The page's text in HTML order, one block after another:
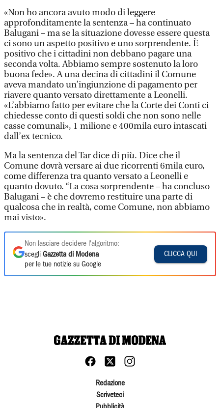
«Non ho ancora avuto modo di leggere
approfonditamente la sentenza – ha continuato
Balugani – ma se la situazione dovesse essere questa
ci sono un aspetto positivo e uno sorprendente. È
positivo che i cittadini non debbano pagare una
seconda volta. Abbiamo sempre sostenuto la loro
buona fede». A una decina di cittadini il Comune
aveva mandato un’ingiunzione di pagamento per
riavere quanto versato direttamente a Leonelli.
«L’abbiamo fatto per evitare che la Corte dei Conti ci
chiedesse conto di questi soldi che non sono nelle
casse comunali», 1 milione e 400mila euro intascati
dall’ex tecnico.
Ma la sentenza del Tar dice di più. Dice che il
Comune dovrà versare ai due ricorrenti 6mila euro,
come differenza tra quanto versato a Leonelli e
quanto dovuto. “La cosa sorprendente – ha concluso
Balugani – è che dovremo restituire una parte di
qualcosa che in realtà, come Comune, non abbiamo
mai visto».
Non lasciare decidere l'algoritmo:
scegli Gazzetta di Modena
per le tue notizie su Google
CLICCA QUI
Redazione
Scriveteci